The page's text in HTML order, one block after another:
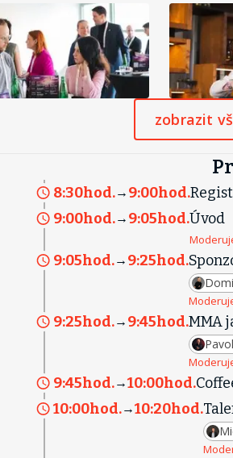
zobrazit
8:30hod.→ 9:00hod.
9:00hod.→ 9:05hod.Úvod
9:05hod.→ 9:25hod.
9:25hod.→ 9:45hod.MMA
9:45hod.→10:00hod.
10:00hod.→10:20hod.